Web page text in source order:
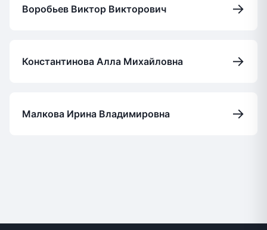
Воробьев Виктор Викторович →
Константинова Алла Михайловна →
Малкова Ирина Владимировна →